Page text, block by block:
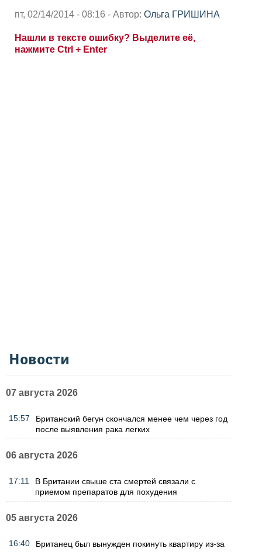
пт, 02/14/2014 - 08:16 - Автор: Ольга ГРИШИНА
Нашли в тексте ошибку? Выделите её,
нажмите Ctrl + Enter
Новости
07 августа 2026
15:57
Британский бегун скончался менее чем через год
после выявления рака легких
06 августа 2026
17:11
В Британии свыше ста смертей связали с
приемом препаратов для похудения
05 августа 2026
16:40
Британец был вынужден покинуть квартиру из-за